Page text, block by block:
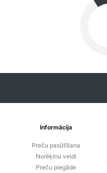
Informācija
Preču pasūtīšana
Norēķinu veidi
Preču piegāde